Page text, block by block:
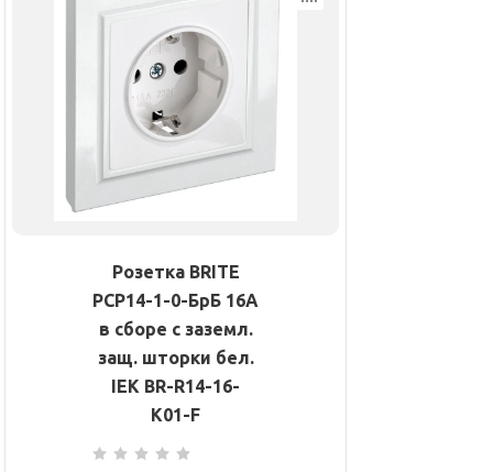
Розетка BRITE
РСР14-1-0-БрБ 16А
в сборе с заземл.
защ. шторки бел.
IEK BR-R14-16-
K01-F